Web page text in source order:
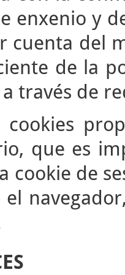
enxenio y
cuenta del
de la
través de
que es
cookie de
el